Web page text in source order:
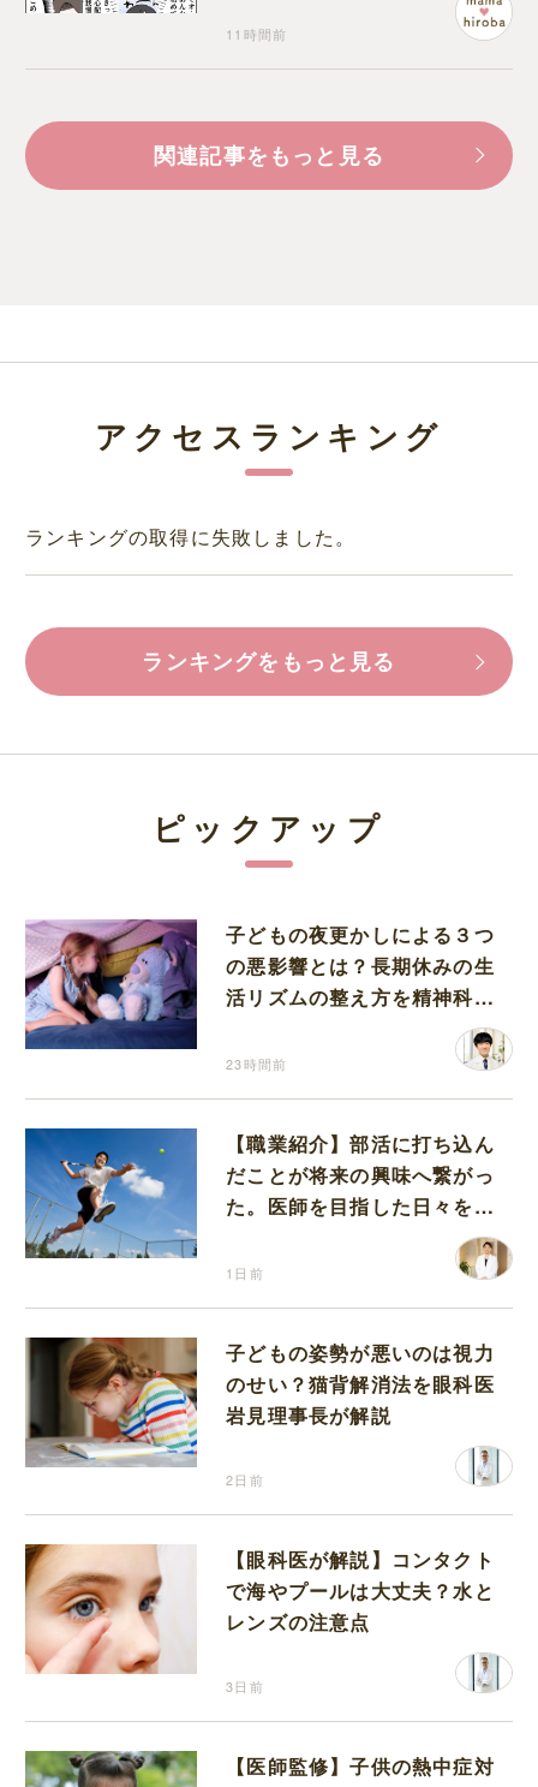
11時間前
関連記事をもっと見る
アクセスランキング
ランキングの取得に失敗しました。
ランキングをもっと見る
ピックアップ
子どもの夜更かしによる３つ
の悪影響とは？長期休みの生
活リズムの整え方を精神科医
23時間前
【職業紹介】部活に打ち込ん
だことが将来の興味へ繋がっ
た。医師を目指した日々を振
1日前
子どもの姿勢が悪いのは視力
のせい？猫背解消法を眼科医
岩見理事長が解説
2日前
【眼科医が解説】コンタクト
で海やプールは大丈夫？水と
レンズの注意点
3日前
【医師監修】子供の熱中症対